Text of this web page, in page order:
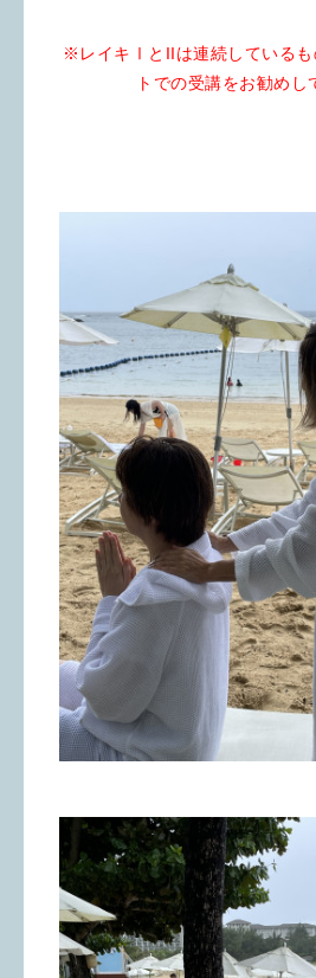
※レイキⅠとIIは連続しているも
トでの受講をお勧めし